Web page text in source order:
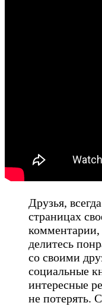
Друзья,
страницах
комментарии,
делитесь
со своими
социальные
интересные
не потерять.